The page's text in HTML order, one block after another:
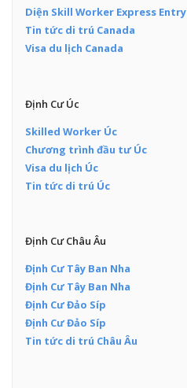
Diện Skill Worker Express Entry
Tin tức di trú Canada
Visa du lịch Canada
Định Cư Úc
Skilled Worker Úc
Chương trình đầu tư Úc
Visa du lịch Úc
Tin tức di trú Úc
Định Cư Châu Âu
Định Cư Tây Ban Nha
Định Cư Tây Ban Nha
Định Cư Đảo Síp
Định Cư Đảo Síp
Tin tức di trú Châu Âu